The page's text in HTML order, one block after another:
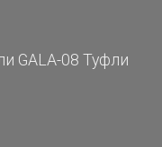
GALA-08 Туфли